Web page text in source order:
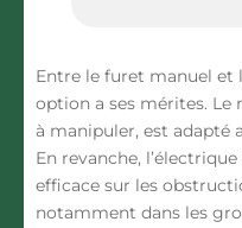
Entre le furet manuel et
option a ses mérites. Le
à manipuler, est adapté
En revanche,
efficace sur les
notamment dans les